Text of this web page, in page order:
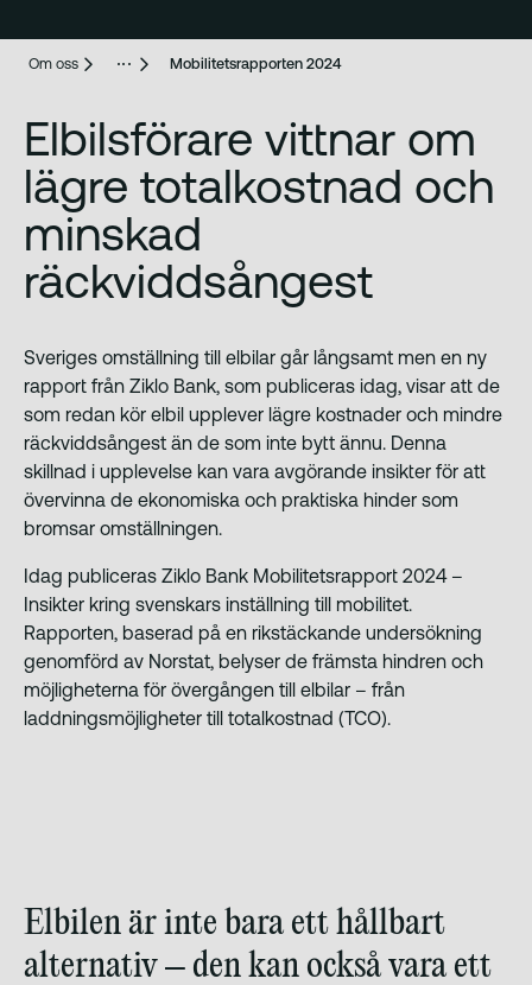
Om oss Mobilitetsrapporten 2024
Elbilsförare vittnar om
lägre totalkostnad och
minskad
räckviddsångest
Sveriges omställning till elbilar går långsamt men en ny
rapport från Ziklo Bank, som publiceras idag, visar att de
som redan kör elbil upplever lägre kostnader och mindre
räckviddsångest än de som inte bytt ännu. Denna
skillnad i upplevelse kan vara avgörande insikter för att
övervinna de ekonomiska och praktiska hinder som
bromsar omställningen.
Idag publiceras Ziklo Bank Mobilitetsrapport 2024 –
Insikter kring svenskars inställning till mobilitet.
Rapporten, baserad på en rikstäckande undersökning
genomförd av Norstat, belyser de främsta hindren och
möjligheterna för övergången till elbilar – från
laddningsmöjligheter till totalkostnad (TCO).
Elbilen är inte bara ett hållbart
alternativ – den kan också vara ett